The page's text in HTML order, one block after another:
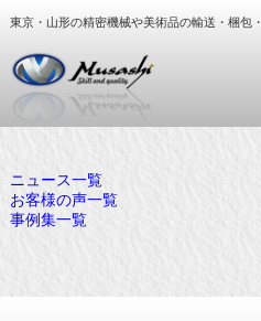
東京・山形の精密機械や美術品の輸送・梱包
大型精密機械
ニュース一覧
お客様の声一覧
事例集一覧